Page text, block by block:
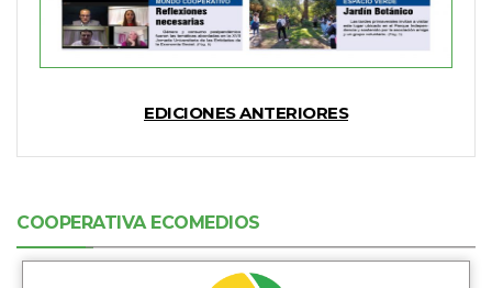
EDICIONES ANTERIORES
COOPERATIVA ECOMEDIOS